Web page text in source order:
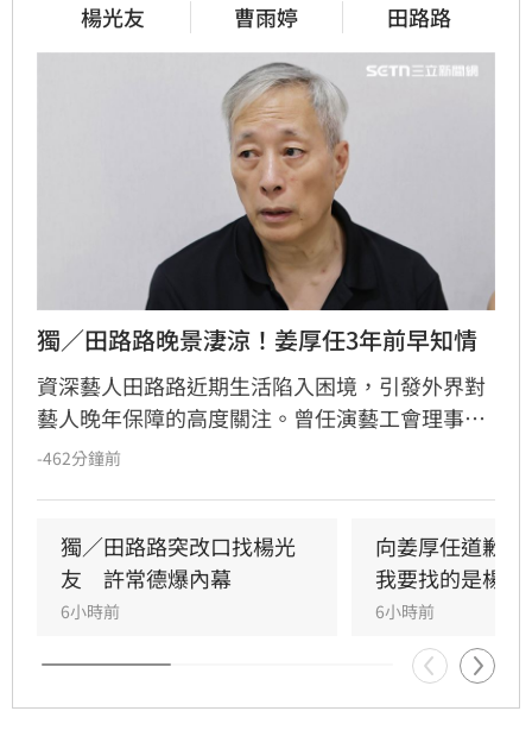
楊光友 曹雨婷 田路路
獨／田路路晚景淒涼！姜厚任3年前早知情
資深藝人田路路近期生活陷入困境，引發外界對
藝人晚年保障的高度關注。曾任演藝工會理事長
的姜厚任透露，早在三年前就曾目睹田路路處境
工作機會受環境萎縮影響，藝人職涯充滿不確定
性，即便曾風光一時也難保晚年順遂。他回顧當
年將演員工會擴大為演藝工會，旨在為更多影視
從業人員建立基礎保障，希望透過制度完善讓後
進受惠。然而田路路的現況，仍深刻映照出娛樂
圈光鮮亮麗背後，隱藏著收入不穩定與生存資源
-462分鐘前
獨／田路路突改口找楊光
友　許常德爆內幕
6小時前
向姜厚任道歉
我要找的是楊光
6小時前